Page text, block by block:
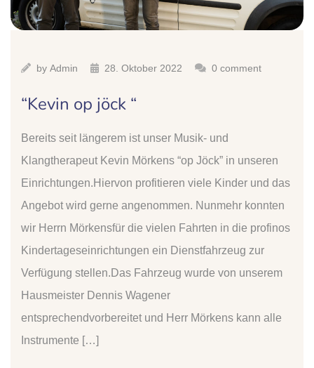
by Admin 28. Oktober 2022 0 comment
“Kevin op jöck “
Bereits seit längerem ist unser Musik- und
Klangtherapeut Kevin Mörkens “op Jöck” in unseren
Einrichtungen.Hiervon profitieren viele Kinder und das
Angebot wird gerne angenommen. Nunmehr konnten
wir Herrn Mörkensfür die vielen Fahrten in die profinos
Kindertageseinrichtungen ein Dienstfahrzeug zur
Verfügung stellen.Das Fahrzeug wurde von unserem
Hausmeister Dennis Wagener
entsprechendvorbereitet und Herr Mörkens kann alle
Instrumente […]